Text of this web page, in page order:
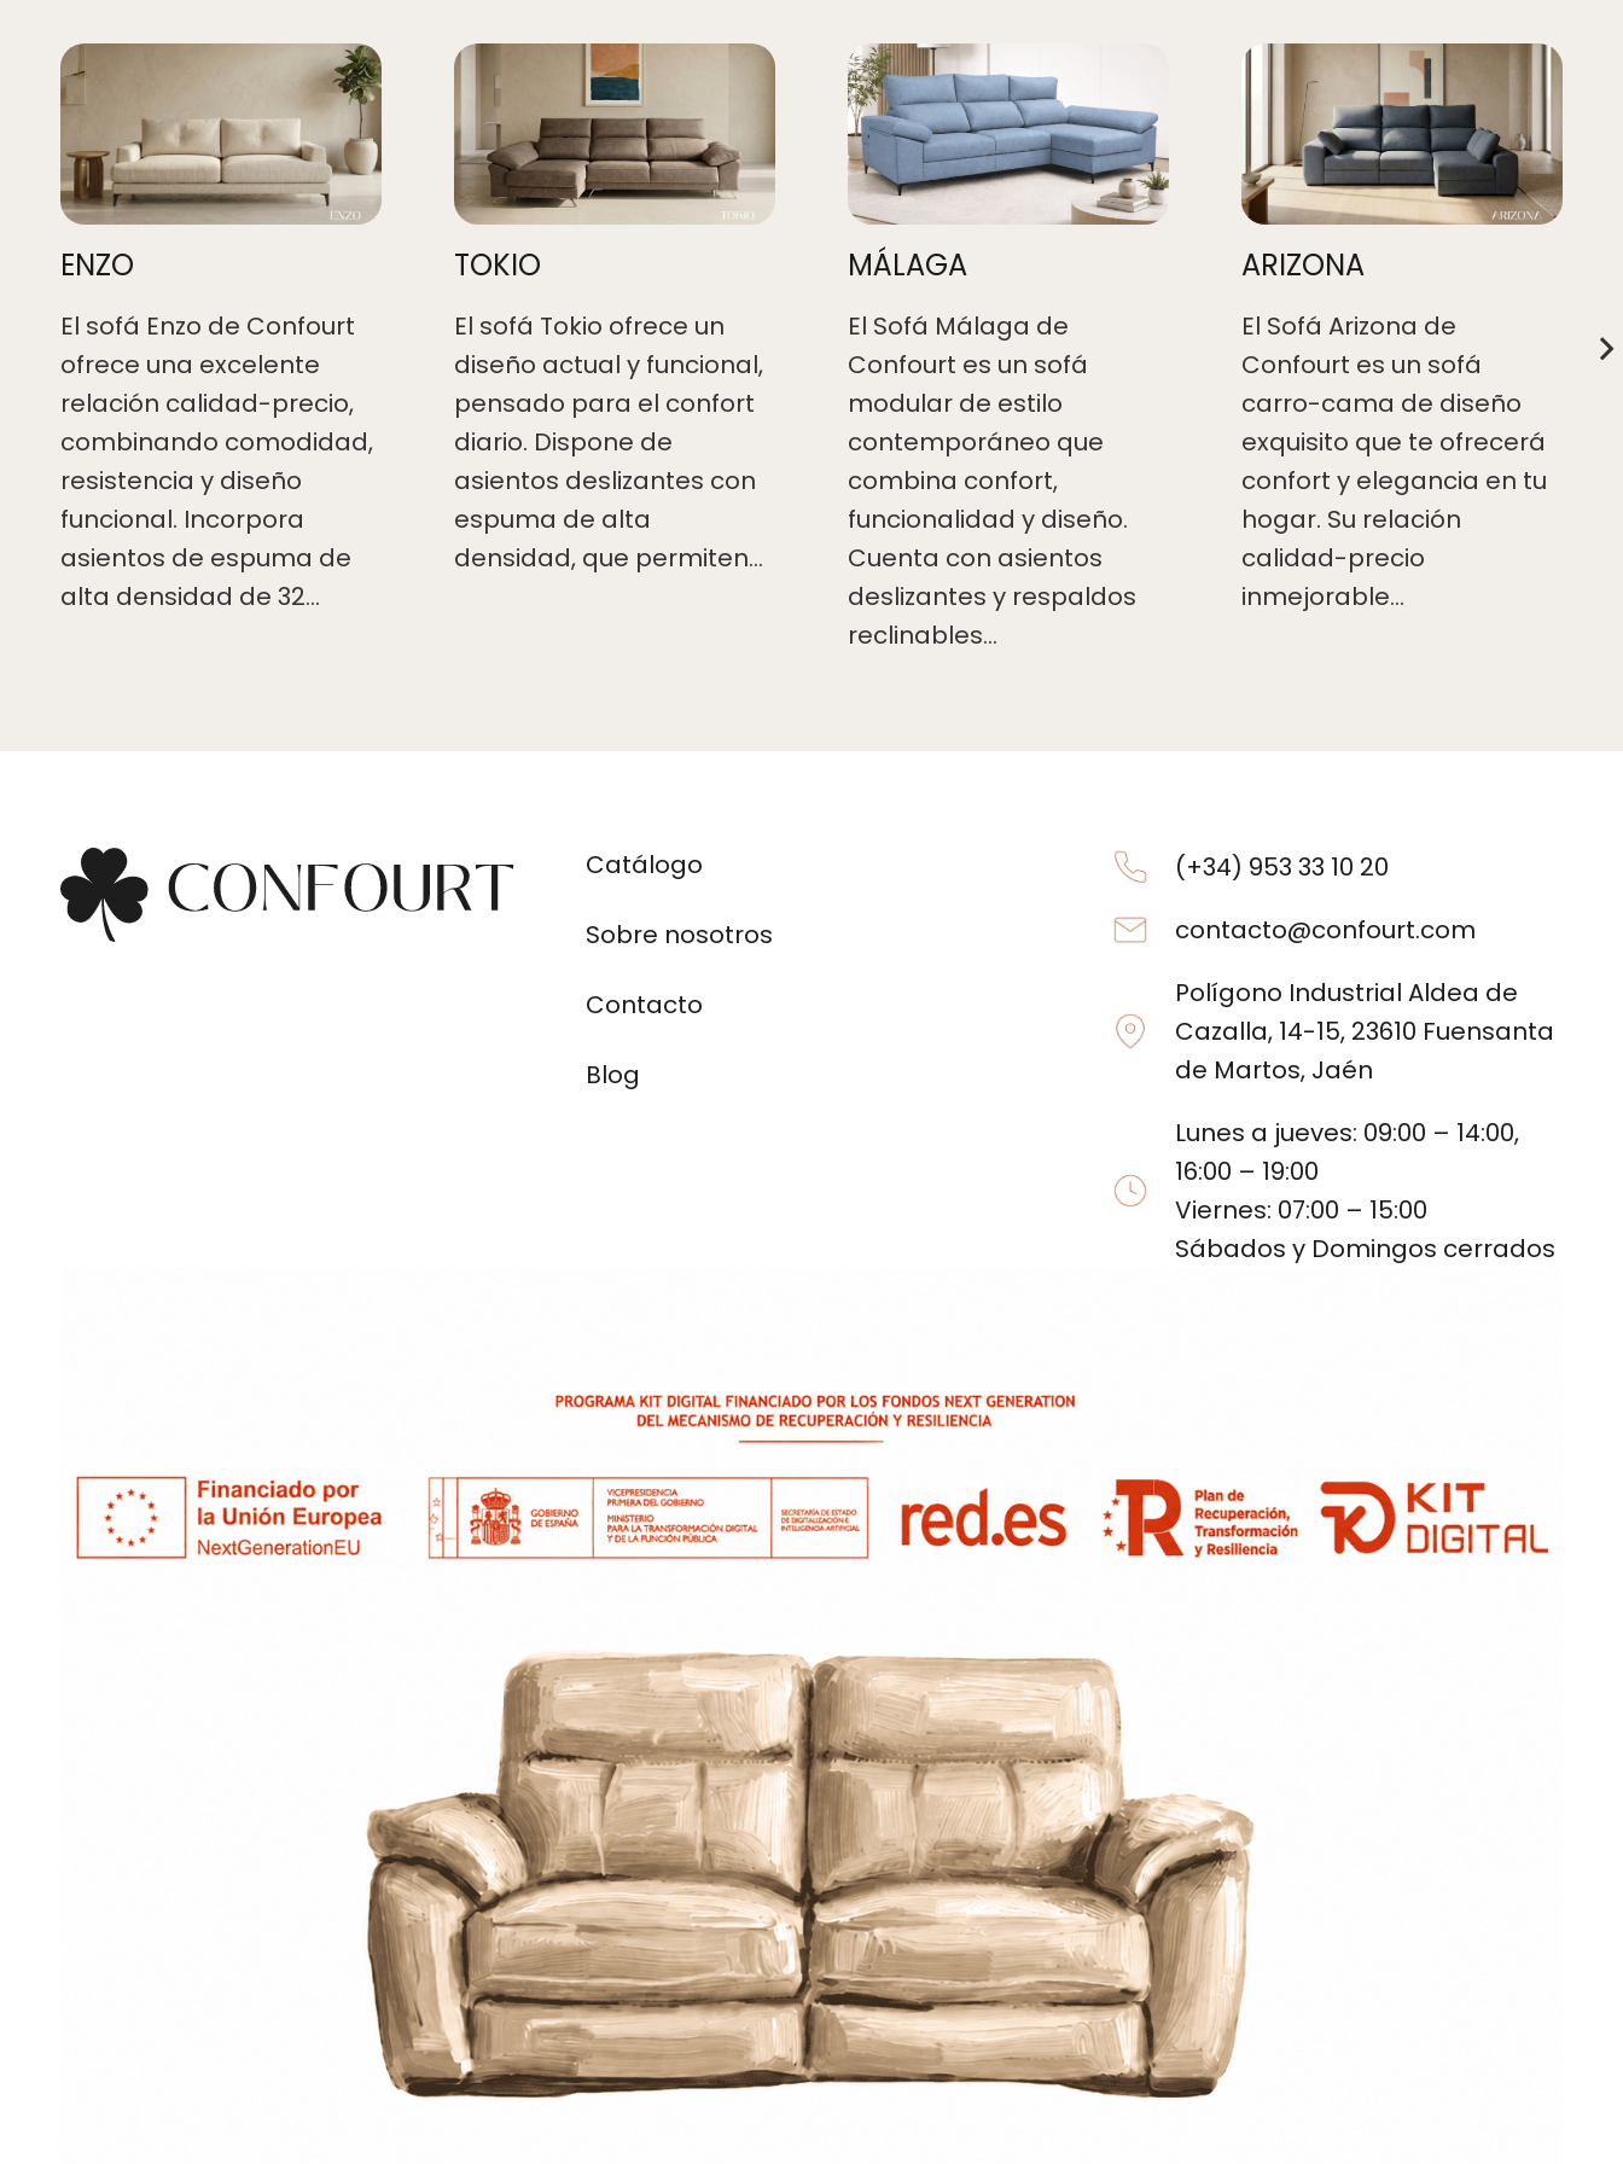
ENZO
El sofá Enzo de Confourt
ofrece una excelente
relación calidad-precio,
combinando comodidad,
resistencia y diseño
funcional. Incorpora
asientos de espuma de
alta densidad de 32…
TOKIO
El sofá Tokio ofrece un
diseño actual y funcional,
pensado para el confort
diario. Dispone de
asientos deslizantes con
espuma de alta
densidad, que permiten…
MÁLAGA
El Sofá Málaga de
Confourt es un sofá
modular de estilo
contemporáneo que
combina confort,
funcionalidad y diseño.
Cuenta con asientos
deslizantes y respaldos
reclinables…
ARIZONA
El Sofá Arizona de
Confourt es un sofá
carro-cama de diseño
exquisito que te ofrecerá
confort y elegancia en tu
hogar. Su relación
calidad-precio
inmejorable…
Catálogo
Sobre nosotros
Contacto
Blog
(+34) 953 33 10 20
contacto@confourt.com
Polígono Industrial Aldea de
Cazalla, 14-15, 23610 Fuensanta
de Martos, Jaén
Lunes a jueves: 09:00 – 14:00,
16:00 – 19:00
Viernes: 07:00 – 15:00
Sábados y Domingos cerrados